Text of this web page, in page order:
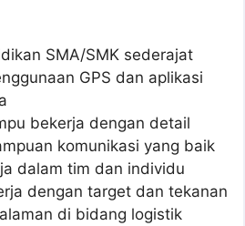
SMA/SMK sederajat
GPS dan aplikasi
bekerja dengan detail
komunikasi yang baik
dalam tim dan individu
dengan target dan tekanan
di bidang logistik